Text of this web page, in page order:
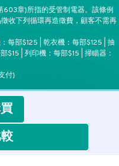
章)所指的受管制電器。該條例
收下列循環再造徵費，顧客不需再
每部$125 | 乾衣機：每部$125 | 抽
$15 | 列印機：每部$15 | 掃瞄器：
付)